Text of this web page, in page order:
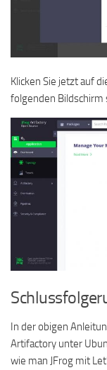
Klicken Sie jetzt auf
folgenden Bildschirm
In der obigen
Artifactory unter
wie man JFrog mit